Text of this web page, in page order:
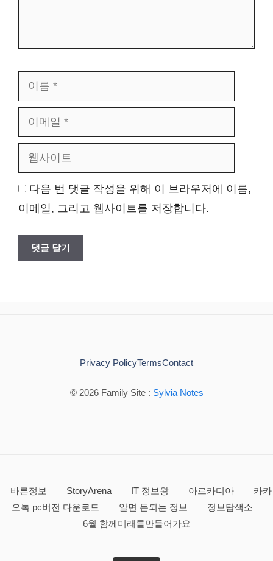
름
메
사
트
다음 번 댓글 작성을 위해 이 브라우저에 이름,
이메일, 그리고 웹사이트를 저장합니다.
© 2026 Family Site : Sylvia Notes
Privacy PolicyTermsContact
바른정보 StoryArena IT 정보왕 아르카디아
카카
오톡 pc버전 다운로드
알면 돈되는 정보
정보탐색소
6월 함께미래를만들어가요